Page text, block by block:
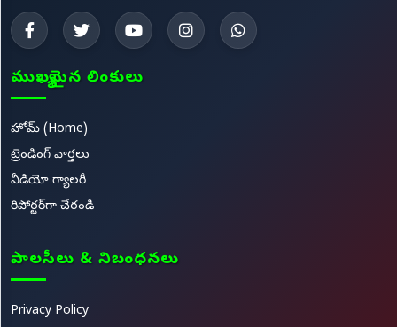
ముఖ్యమైన లింకులు
హోమ్ (Home)
ట్రెండింగ్ వార్తలు
వీడియో గ్యాలరీ
రిపోర్టర్‌గా చేరండి
పాలసీలు & నిబంధనలు
Privacy Policy